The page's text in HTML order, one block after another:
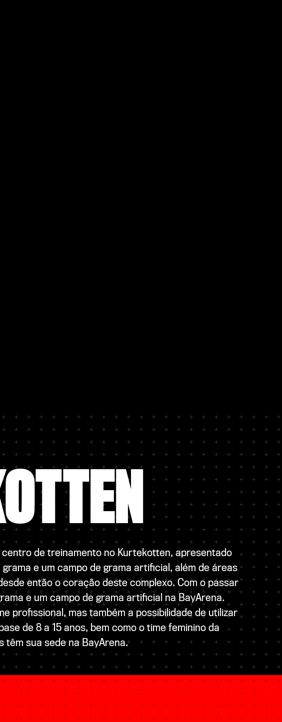
de treinamento no Kurtekotten, apresentado
e um campo de grama artificial, além de áreas
então o coração deste complexo. Com o passar
e um campo de grama artificial na BayArena.
profissional, mas também a possibilidade de utilizar
de 8 a 15 anos, bem como o time feminino da
têm sua sede na BayArena.